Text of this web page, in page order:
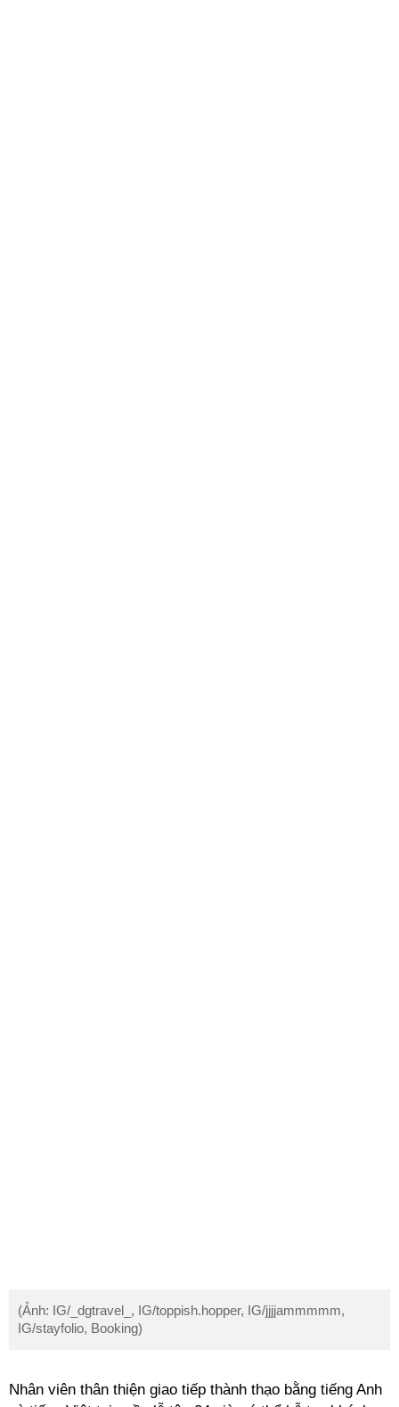
(Ảnh: IG/_dgtravel_, IG/toppish.hopper, IG/jjjjammmmm,
IG/stayfolio, Booking)
Nhân viên thân thiện giao tiếp thành thạo bằng tiếng Anh